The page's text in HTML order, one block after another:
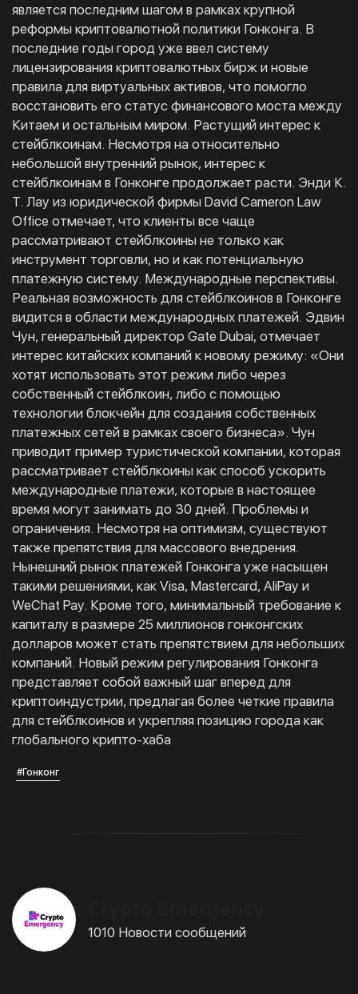
является последним шагом в рамках крупной
реформы криптовалютной политики Гонконга. В
последние годы город уже ввел систему
лицензирования криптовалютных бирж и новые
правила для виртуальных активов, что помогло
восстановить его статус финансового моста между
Китаем и остальным миром. Растущий интерес к
стейблкоинам. Несмотря на относительно
небольшой внутренний рынок, интерес к
стейблкоинам в Гонконге продолжает расти. Энди К.
Т. Лау из юридической фирмы David Cameron Law
Office отмечает, что клиенты все чаще
рассматривают стейблкоины не только как
инструмент торговли, но и как потенциальную
платежную систему. Международные перспективы.
Реальная возможность для стейблкоинов в Гонконге
видится в области международных платежей. Эдвин
Чун, генеральный директор Gate Dubai, отмечает
интерес китайских компаний к новому режиму: «Они
хотят использовать этот режим либо через
собственный стейблкоин, либо с помощью
технологии блокчейн для создания собственных
платежных сетей в рамках своего бизнеса». Чун
приводит пример туристической компании, которая
рассматривает стейблкоины как способ ускорить
международные платежи, которые в настоящее
время могут занимать до 30 дней. Проблемы и
ограничения. Несмотря на оптимизм, существуют
также препятствия для массового внедрения.
Нынешний рынок платежей Гонконга уже насыщен
такими решениями, как Visa, Mastercard, AliPay и
WeChat Pay. Кроме того, минимальный требование к
капиталу в размере 25 миллионов гонконгских
долларов может стать препятствием для небольших
компаний. Новый режим регулирования Гонконга
представляет собой важный шаг вперед для
криптоиндустрии, предлагая более четкие правила
для стейблкоинов и укрепляя позицию города как
глобального крипто-хаба
#Гонконг
1010 Новости сообщений